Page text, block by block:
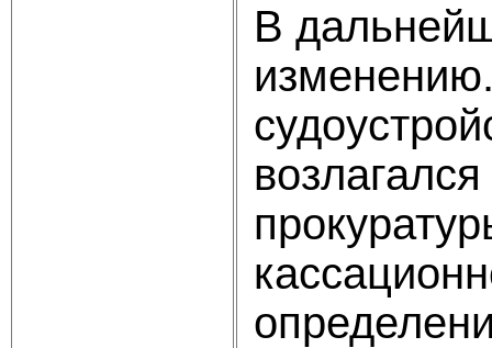
В